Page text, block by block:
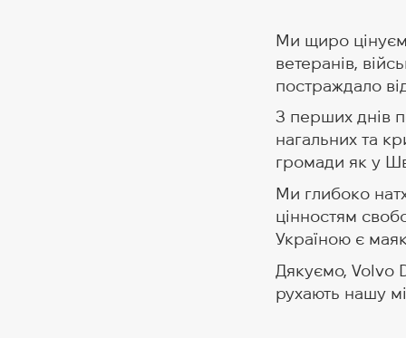
Ми щиро
ветеранів,
постраждало
З перших днів
нагальних та
громади як у
Ми глибоко
цінностям
Україною є
Дякуємо, Volvo
рухають нашу